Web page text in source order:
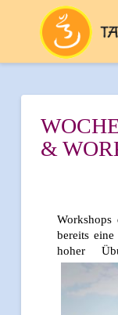
&
bereits
hoher